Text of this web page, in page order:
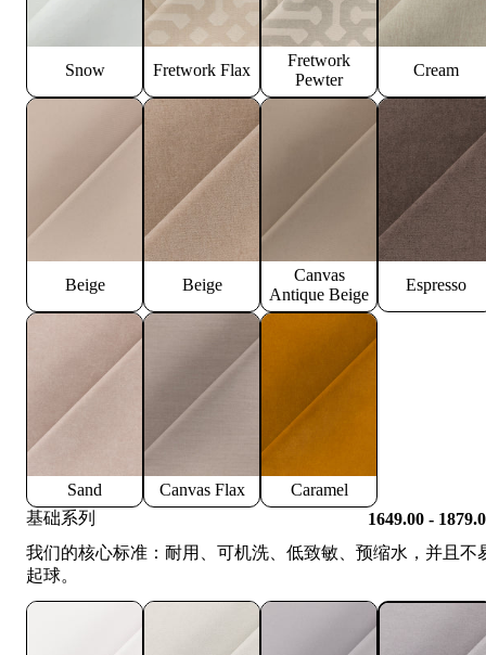
Snow Fretwork Flax
Fretwork
Pewter
Cream
Beige Beige
Canvas
Antique Beige
Espresso
Sand Canvas Flax
Caramel
基础系列
1649.00 -
我们的核心标准：耐用、可机洗、低致敏、预缩水，并且不
起球。